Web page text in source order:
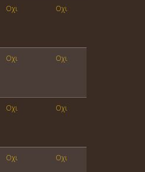
Οχι Οχι
Οχι Οχι
Οχι Οχι
Οχι Οχι